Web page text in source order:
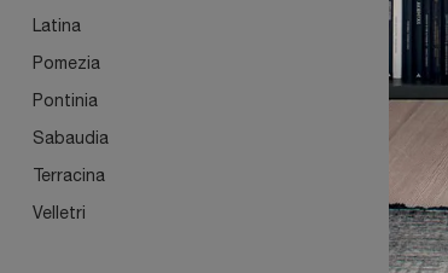
Latina
Pomezia
Pontinia
Sabaudia
Terracina
Velletri